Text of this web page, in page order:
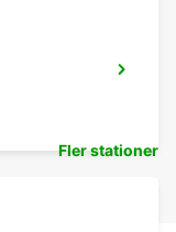
Fler stationer